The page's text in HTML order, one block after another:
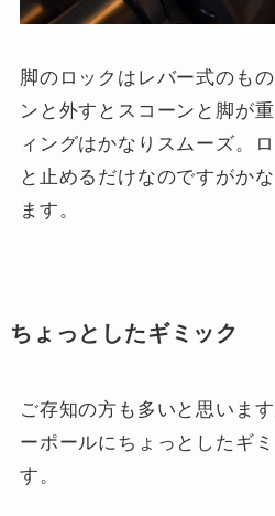
脚のロックはレバー式のも
ンと外すとスコーンと脚が
ィングはかなりスムーズ。
と止めるだけなのですがか
ます。
ちょっとしたギミック
ご存知の方も多いと思いま
ーポールにちょっとしたギ
す。